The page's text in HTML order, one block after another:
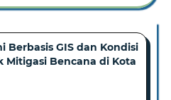
Berbasis GIS dan Kondisi
Mitigasi Bencana di Kota